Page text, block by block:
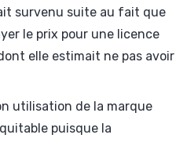
survenu suite au fait que
le prix pour une licence
elle estimait ne pas avoir
utilisation de la marque
puisque la